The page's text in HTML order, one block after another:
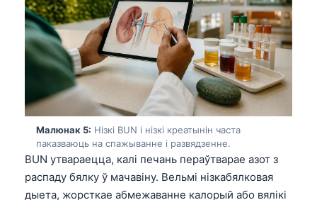
Малюнак 5: Нізкі BUN і нізкі креатынін часта
паказваюць на спажыванне і развядзенне.
BUN утвараецца, калі печань пераўтварае азот з
распаду бялку ў мачавіну. Вельмі нізкабялковая
дыета, жорсткае абмежаванне калорый або вялікі
سنڌي
සිංහල
অসমীয়া
Galego
Latviešu valoda
Македонски јазик
Euskara
Gàidhlig
Occitan